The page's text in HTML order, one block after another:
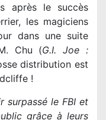
après le succès
les magiciens
dans une suite
Chu (G.I. Joe :
distribution est
!
surpassé le FBI et
grâce à leurs